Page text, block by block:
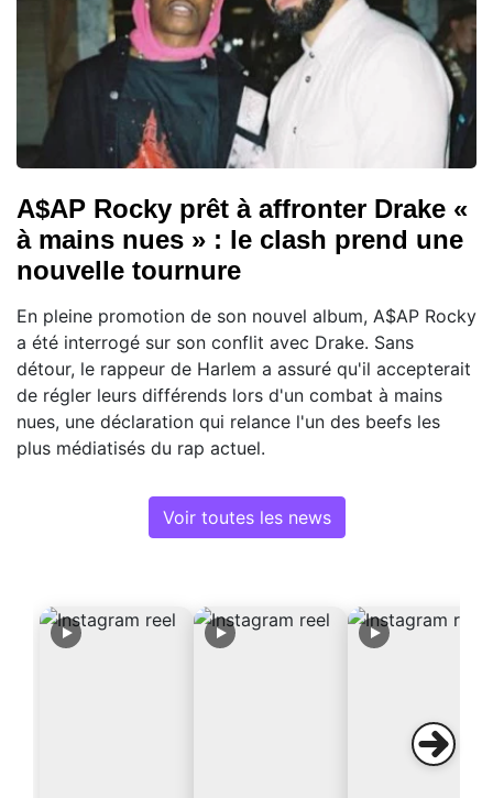
A$AP Rocky prêt à affronter Drake «
à mains nues » : le clash prend une
nouvelle tournure
En pleine promotion de son nouvel album, A$AP Rocky
a été interrogé sur son conflit avec Drake. Sans
détour, le rappeur de Harlem a assuré qu'il accepterait
de régler leurs différends lors d'un combat à mains
nues, une déclaration qui relance l'un des beefs les
plus médiatisés du rap actuel.
Voir toutes les news